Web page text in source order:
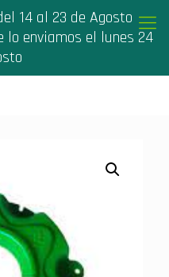
14 al 23 de Agosto
lo enviamos el lunes 24